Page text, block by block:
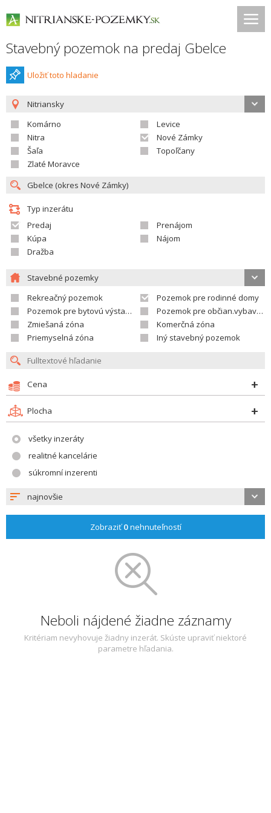
Stavebný pozemok na predaj Gbelce
Uložiť toto hladanie
Nitriansky
Komárno
Levice
Nitra
Nové Zámky
Šaľa
Topoľčany
Zlaté Moravce
Typ inzerátu
Predaj
Prenájom
Kúpa
Nájom
Dražba
Stavebné pozemky
Rekreačný pozemok
Pozemok pre rodinné domy
Pozemok pre bytovú výstavbu
Pozemok pre občian.vybavenosť
Zmiešaná zóna
Komerčná zóna
Priemyselná zóna
Iný stavebný pozemok
Cena
Plocha
všetky inzeráty
realitné kancelárie
súkromní inzerenti
najnovšie
Zobraziť0nehnuteľností
Neboli nájdené žiadne záznamy
Kritériam nevyhovuje žiadny inzerát. Skúste upraviť niektoré
parametre hľadania.